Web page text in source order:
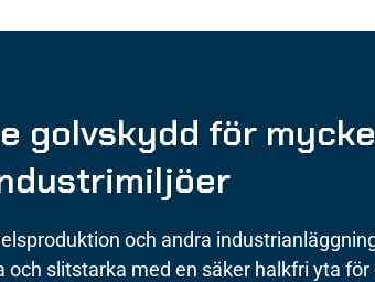
golvskydd för
och andra
och slitstarka med en säker halkfri yta för